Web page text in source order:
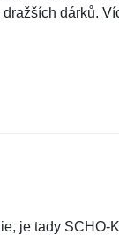
dárků.
je tady SCHO-